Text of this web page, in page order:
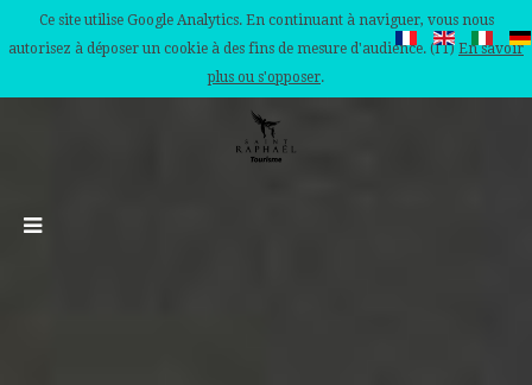
Ce site utilise Google Analytics. En continuant à naviguer, vous nous
autorisez à déposer un cookie à des fins de mesure d'audience. (IT) En savoir
plus ou s'opposer.